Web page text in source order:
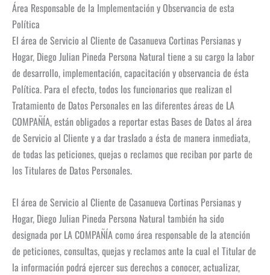
Área Responsable de la Implementación y Observancia de esta
Política
El área de Servicio al Cliente de Casanueva Cortinas Persianas y
Hogar, Diego Julian Pineda Persona Natural tiene a su cargo la labor
de desarrollo, implementación, capacitación y observancia de ésta
Política. Para el efecto, todos los funcionarios que realizan el
Tratamiento de Datos Personales en las diferentes áreas de LA
COMPAÑÍA, están obligados a reportar estas Bases de Datos al área
de Servicio al Cliente y a dar traslado a ésta de manera inmediata,
de todas las peticiones, quejas o reclamos que reciban por parte de
los Titulares de Datos Personales.
El área de Servicio al Cliente de Casanueva Cortinas Persianas y
Hogar, Diego Julian Pineda Persona Natural también ha sido
designada por LA COMPAÑÍA como área responsable de la atención
de peticiones, consultas, quejas y reclamos ante la cual el Titular de
la información podrá ejercer sus derechos a conocer, actualizar,